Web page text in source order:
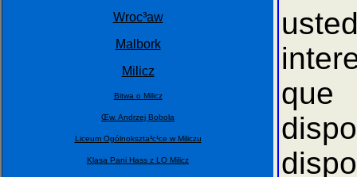
Wroc³aw
Malbork
Milicz
Bitwa o Milicz
Œw. Andrzej Bobola
Liceum Ogólnokszta³c¹ce w Miliczu
Klasa Pani Hass z LO Milicz
que